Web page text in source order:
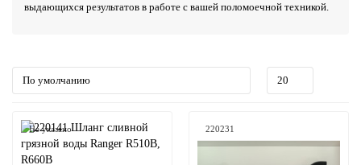
выдающихся результатов в работе с вашей поломоечной техникой.
Не указано 220231